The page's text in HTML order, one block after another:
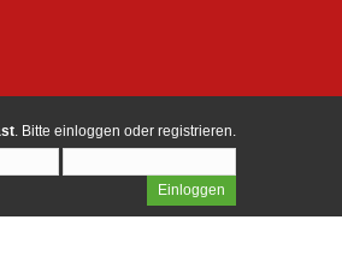
. Bitte einloggen oder registrieren.